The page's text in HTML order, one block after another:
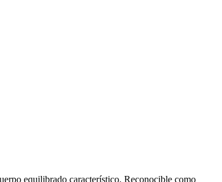
equilibrado característico. Reconocible como